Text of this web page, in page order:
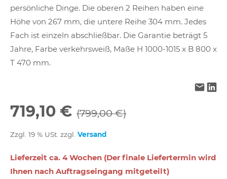
persönliche Dinge. Die oberen 2 Reihen haben eine
Höhe von 267 mm, die untere Reihe 304 mm. Jedes
Fach ist einzeln abschließbar. Die Garantie beträgt 5
Jahre, Farbe verkehrsweiß, Maße H 1000-1015 x B 800 x
T 470 mm.
719,10 € (799,00 €)
Zzgl. 19 % USt. zzgl. Versand
Lieferzeit ca. 4 Wochen (Der finale Liefertermin wird
Ihnen nach Auftragseingang mitgeteilt)